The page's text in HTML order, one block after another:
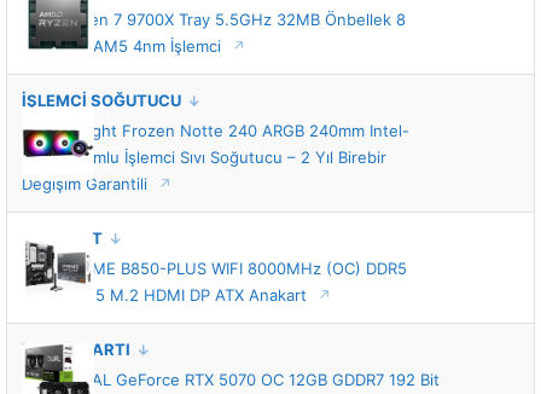
AMD Ryzen 7 9700X Tray 5.5GHz 32MB Önbellek 8
Çekirdek AM5 4nm İşlemci
İŞLEMCİ SOĞUTUCU
Thermalright Frozen Notte 240 ARGB 240mm Intel-
AMD Uyumlu İşlemci Sıvı Soğutucu – 2 Yıl Birebir
Değişim Garantili
ANAKART
ASUS PRIME B850-PLUS WIFI 8000MHz (OC) DDR5
Soket AM5 M.2 HDMI DP ATX Anakart
EKRAN KARTI
ASUS DUAL GeForce RTX 5070 OC 12GB GDDR7 192 Bit